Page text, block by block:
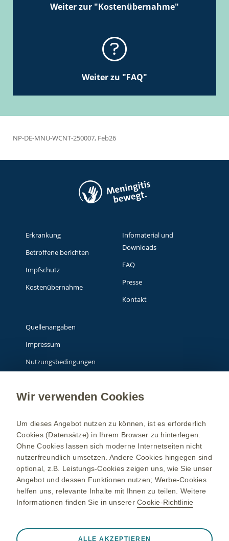
Weiter zur "Kostenübernahme"
Weiter zu "FAQ"
NP-DE-MNU-WCNT-250007, Feb26
Erkrankung
Betroffene berichten
Impfschutz
Kostenübernahme
Infomaterial und
Downloads
FAQ
Presse
Kontakt
Quellenangaben
Impressum
Nutzungsbedingungen
Über GSK
**Info: Gendergerechte Sprache: Dieser Text schließt prinzipiell alle
Geschlechter mit ein.
Zur besseren Lesbarkeit wird jedoch nur eine Geschlechtsform
verwendet – welche das ist, liegt im Ermessen derjenigen, die den
Text verfasst haben.
Eine Initiative von GSK ©2026GSK Unternehmensgruppe oder
Wir verwenden Cookies
Um dieses Angebot nutzen zu können, ist es erforderlich
Cookies (Datensätze) in Ihrem Browser zu hinterlegen.
Ohne Cookies lassen sich moderne Internetseiten nicht
nutzerfreundlich umsetzen. Andere Cookies hingegen sind
optional, z.B. Leistungs-Cookies zeigen uns, wie Sie unser
Angebot und dessen Funktionen nutzen; Werbe-Cookies
helfen uns, relevante Inhalte mit Ihnen zu teilen. Weitere
Informationen finden Sie in unserer Cookie-Richtlinie
Nur unbedingt erforderliche Cookies
ALLE AKZEPTIEREN